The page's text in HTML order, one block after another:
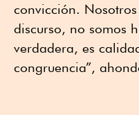
convicción.
discurso, no somos
verdadera, es
congruencia”,